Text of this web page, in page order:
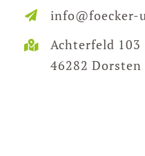
info@foecker-
Achterfeld 103
46282 Dorsten